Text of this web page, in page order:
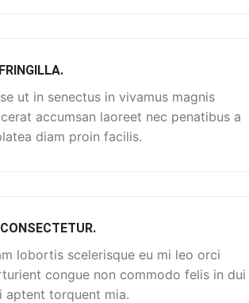
ut in senectus in vivamus magnis
accumsan laoreet nec penatibus a
diam proin facilis.
lobortis scelerisque eu mi leo orci
congue non commodo felis in dui
aptent torquent mia.